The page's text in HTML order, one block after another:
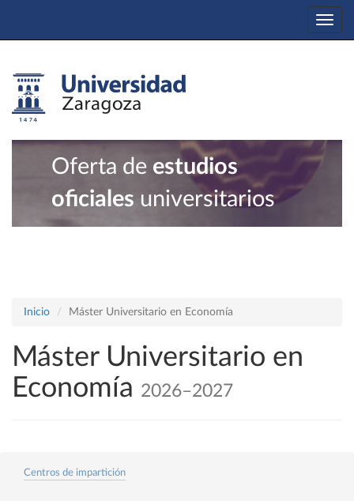
Oferta de estudios
oficiales universitarios
Inicio Máster Universitario en Economía
Máster Universitario en
Economía 2026–2027
Centros de impartición